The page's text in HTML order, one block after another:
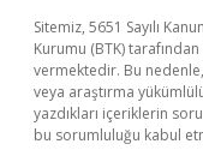
Sitemiz, 5651 Sayılı
Kurumu (BTK)
vermektedir. Bu
veya araştırma
yazdıkları içeriklerin
bu sorumluluğu kabul